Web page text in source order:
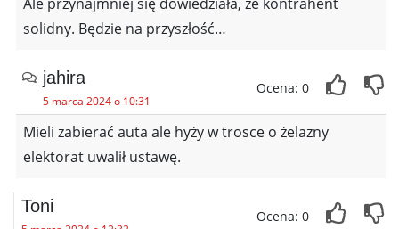
solidny. Będzie na przyszłość…
jahira
5 marca 2024 o 10:31
Ocena: 0
Mieli zabierać auta ale hyży w trosce o żelazny
elektorat uwalił ustawę.
Toni
Ocena: 0